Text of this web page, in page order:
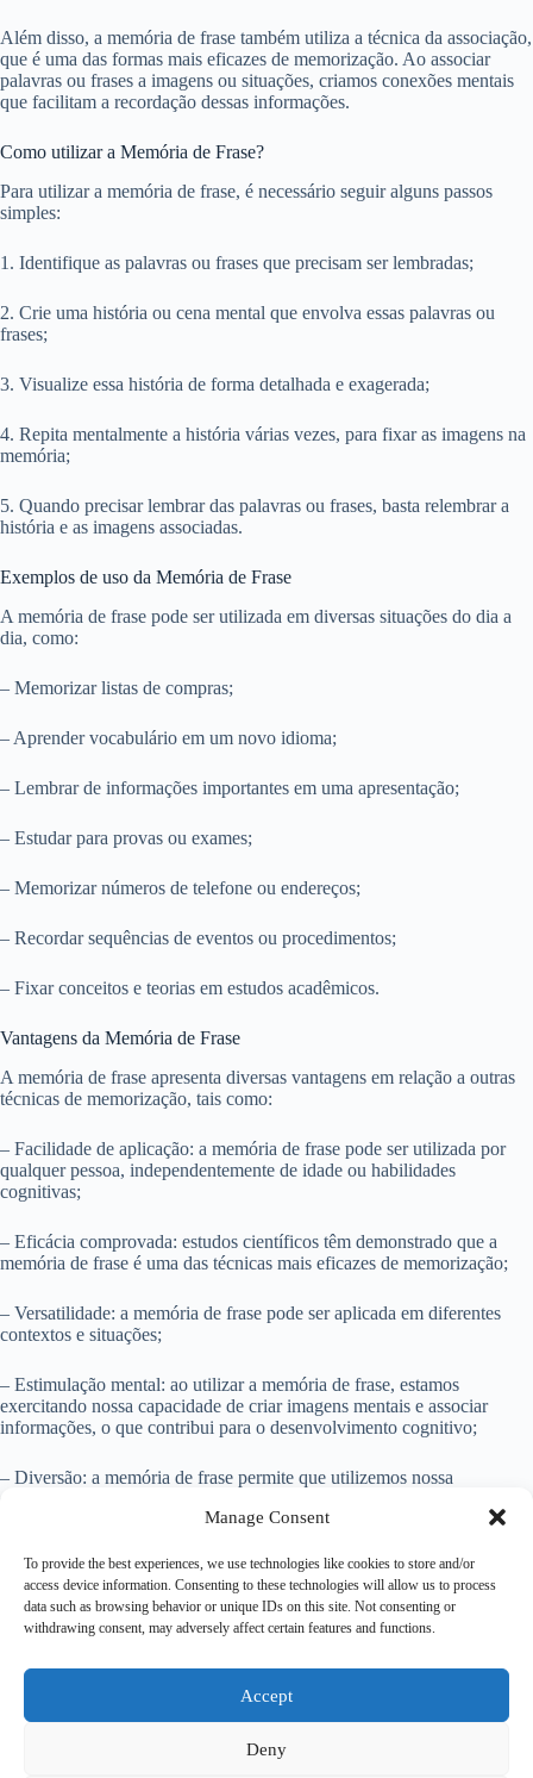
Manage Consent
To provide the best experiences, we use technologies like cookies to store and/or
access device information. Consenting to these technologies will allow us to process
data such as browsing behavior or unique IDs on this site. Not consenting or
withdrawing consent, may adversely affect certain features and functions.
Accept
Deny
Além disso, a memória de frase também utiliza a técnica da associação,
que é uma das formas mais eficazes de memorização. Ao associar
palavras ou frases a imagens ou situações, criamos conexões mentais
que facilitam a recordação dessas informações.
Como utilizar a Memória de Frase?
Para utilizar a memória de frase, é necessário seguir alguns passos
simples:
1. Identifique as palavras ou frases que precisam ser lembradas;
2. Crie uma história ou cena mental que envolva essas palavras ou
frases;
3. Visualize essa história de forma detalhada e exagerada;
4. Repita mentalmente a história várias vezes, para fixar as imagens na
memória;
5. Quando precisar lembrar das palavras ou frases, basta relembrar a
história e as imagens associadas.
Exemplos de uso da Memória de Frase
A memória de frase pode ser utilizada em diversas situações do dia a
dia, como:
– Memorizar listas de compras;
– Aprender vocabulário em um novo idioma;
– Lembrar de informações importantes em uma apresentação;
– Estudar para provas ou exames;
– Memorizar números de telefone ou endereços;
– Recordar sequências de eventos ou procedimentos;
– Fixar conceitos e teorias em estudos acadêmicos.
Vantagens da Memória de Frase
A memória de frase apresenta diversas vantagens em relação a outras
técnicas de memorização, tais como:
– Facilidade de aplicação: a memória de frase pode ser utilizada por
qualquer pessoa, independentemente de idade ou habilidades
cognitivas;
– Eficácia comprovada: estudos científicos têm demonstrado que a
memória de frase é uma das técnicas mais eficazes de memorização;
– Versatilidade: a memória de frase pode ser aplicada em diferentes
contextos e situações;
– Estimulação mental: ao utilizar a memória de frase, estamos
exercitando nossa capacidade de criar imagens mentais e associar
informações, o que contribui para o desenvolvimento cognitivo;
– Diversão: a memória de frase permite que utilizemos nossa
processo de memorização mais divertido e prazeroso.
Conclusão
A memória de frase é uma técnica poderosa e eficiente para melhorar
nossa capacidade de memorização. Ao associar palavras ou frases a
tornamos a memorização mais divertida. Experimente utilizar a
memória de frase em seu dia a dia e aproveite os benefícios dessa
técnica para potencializar sua memória e aprendizado.